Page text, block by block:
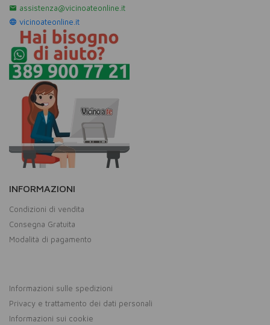
assistenza@vicinoateonline.it
vicinoateonline.it
INFORMAZIONI
Condizioni di vendita
Consegna Gratuita
Modalità di pagamento
Informazioni sulle spedizioni
Privacy e trattamento dei dati personali
Informazioni sui cookie